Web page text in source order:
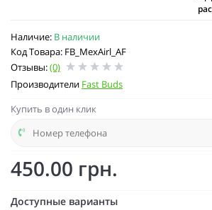
Наличие: В наличии
Код Товара: FB_MexAirl_AF
Отзывы:(0)
Производители Fast Buds
Купить в один клик
450.00 грн.
Доступные варианты